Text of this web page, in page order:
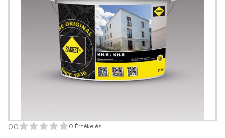
0.0 0 Értékelés